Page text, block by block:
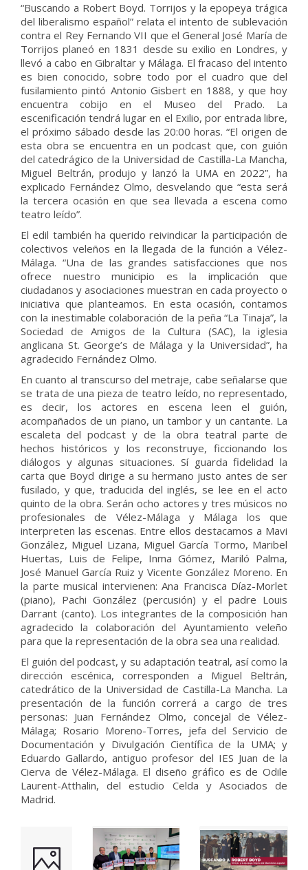
“Buscando a Robert Boyd. Torrijos y la epopeya trágica
del liberalismo español” relata el intento de sublevación
contra el Rey Fernando VII que el General José María de
Torrijos planeó en 1831 desde su exilio en Londres, y
llevó a cabo en Gibraltar y Málaga. El fracaso del intento
es bien conocido, sobre todo por el cuadro que del
fusilamiento pintó Antonio Gisbert en 1888, y que hoy
encuentra cobijo en el Museo del Prado. La
escenificación tendrá lugar en el Exilio, por entrada libre,
el próximo sábado desde las 20:00 horas. “El origen de
esta obra se encuentra en un podcast que, con guión
del catedrágico de la Universidad de Castilla-La Mancha,
Miguel Beltrán, produjo y lanzó la UMA en 2022”, ha
explicado Fernández Olmo, desvelando que “esta será
la tercera ocasión en que sea llevada a escena como
teatro leído”.
El edil también ha querido reivindicar la participación de
colectivos veleños en la llegada de la función a Vélez-
Málaga. “Una de las grandes satisfacciones que nos
ofrece nuestro municipio es la implicación que
ciudadanos y asociaciones muestran en cada proyecto o
iniciativa que planteamos. En esta ocasión, contamos
con la inestimable colaboración de la peña “La Tinaja”, la
Sociedad de Amigos de la Cultura (SAC), la iglesia
anglicana St. George’s de Málaga y la Universidad”, ha
agradecido Fernández Olmo.
En cuanto al transcurso del metraje, cabe señalarse que
se trata de una pieza de teatro leído, no representado,
es decir, los actores en escena leen el guión,
acompañados de un piano, un tambor y un cantante. La
escaleta del podcast y de la obra teatral parte de
hechos históricos y los reconstruye, ficcionando los
diálogos y algunas situaciones. Sí guarda fidelidad la
carta que Boyd dirige a su hermano justo antes de ser
fusilado, y que, traducida del inglés, se lee en el acto
quinto de la obra. Serán ocho actores y tres músicos no
profesionales de Vélez-Málaga y Málaga los que
interpreten las escenas. Entre ellos destacamos a Mavi
González, Miguel Lizana, Miguel García Tormo, Maribel
Huertas, Luis de Felipe, Inma Gómez, Mariló Palma,
José Manuel García Ruiz y Vicente González Moreno. En
la parte musical intervienen: Ana Francisca Díaz-Morlet
(piano), Pachi González (percusión) y el padre Louis
Darrant (canto). Los integrantes de la composición han
agradecido la colaboración del Ayuntamiento veleño
para que la representación de la obra sea una realidad.
El guión del podcast, y su adaptación teatral, así como la
dirección escénica, corresponden a Miguel Beltrán,
catedrático de la Universidad de Castilla-La Mancha. La
presentación de la función correrá a cargo de tres
personas: Juan Fernández Olmo, concejal de Vélez-
Málaga; Rosario Moreno-Torres, jefa del Servicio de
Documentación y Divulgación Científica de la UMA; y
Eduardo Gallardo, antiguo profesor del IES Juan de la
Cierva de Vélez-Málaga. El diseño gráfico es de Odile
Laurent-Atthalin, del estudio Celda y Asociados de
Madrid.